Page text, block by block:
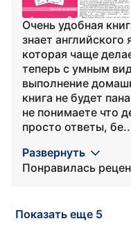
Очень удобная
знает
которая чаще
теперь с умным
выполнение
книга не будет
не понимаете что
просто ответы,
Развернуть
Понравилась
Показать еще 5